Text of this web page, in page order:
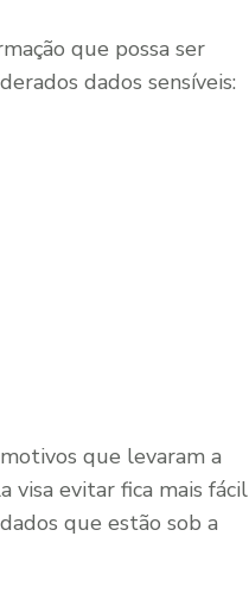
que possa ser
dados sensíveis:
que levaram a
visa evitar fica mais fácil
que estão sob a